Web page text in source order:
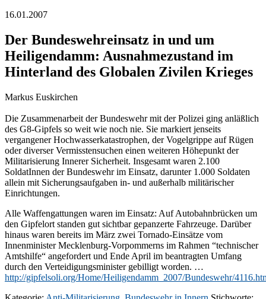
16.01.2007
Der Bundeswehreinsatz in und um
Heiligendamm: Ausnahmezustand im
Hinterland des Globalen Zivilen Krieges
Markus Euskirchen
Die Zusammenarbeit der Bundeswehr mit der Polizei ging anläßlich
des G8-Gipfels so weit wie noch nie. Sie markiert jenseits
vergangener Hochwasserkatastrophen, der Vogelgrippe auf Rügen
oder diverser Vermisstensuchen einen weiteren Höhepunkt der
Militarisierung Innerer Sicherheit. Insgesamt waren 2.100
SoldatInnen der Bundeswehr im Einsatz, darunter 1.000 Soldaten
allein mit Sicherungsaufgaben in- und außerhalb militärischer
Einrichtungen.
Alle Waffengattungen waren im Einsatz: Auf Autobahnbrücken um
den Gipfelort standen gut sichtbar gepanzerte Fahrzeuge. Darüber
hinaus waren bereits im März zwei Tornado-Einsätze vom
Innenminister Mecklenburg-Vorpommerns im Rahmen “technischer
Amtshilfe“ angefordert und Ende April im beantragten Umfang
durch den Verteidigungsminister gebilligt worden. …
http://gipfelsoli.org/Home/Heiligendamm_2007/Bundeswehr/